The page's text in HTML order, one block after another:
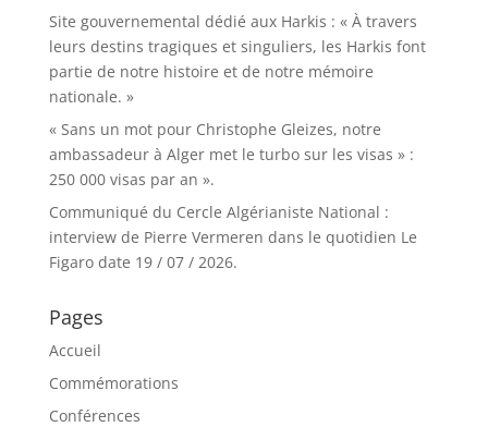
Site gouvernemental dédié aux Harkis : « À travers
leurs destins tragiques et singuliers, les Harkis font
partie de notre histoire et de notre mémoire
nationale. »
« Sans un mot pour Christophe Gleizes, notre
ambassadeur à Alger met le turbo sur les visas » :
250 000 visas par an ».
Communiqué du Cercle Algérianiste National :
interview de Pierre Vermeren dans le quotidien Le
Figaro date 19 / 07 / 2026.
Pages
Accueil
Commémorations
Conférences